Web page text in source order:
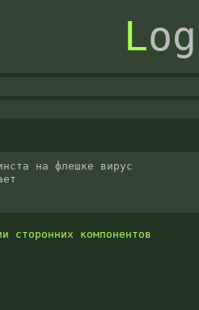
Log
на флешке вирус
сторонних компонентов